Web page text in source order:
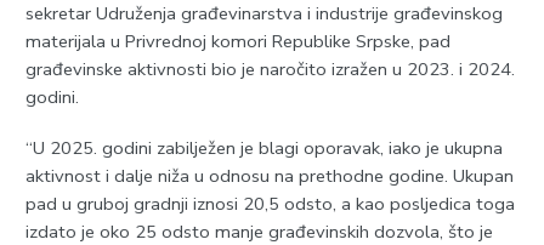
sekretar Udruženja građevinarstva i industrije građevinskog
materijala u Privrednoj komori Republike Srpske, pad
građevinske aktivnosti bio je naročito izražen u 2023. i 2024.
godini.
“U 2025. godini zabilježen je blagi oporavak, iako je ukupna
aktivnost i dalje niža u odnosu na prethodne godine. Ukupan
pad u gruboj gradnji iznosi 20,5 odsto, a kao posljedica toga
izdato je oko 25 odsto manje građevinskih dozvola, što je